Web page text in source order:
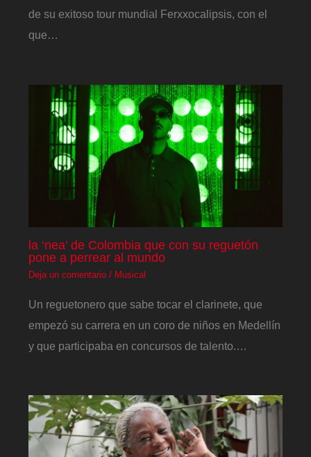
de su exitoso tour mundial Ferxxocalipsis, con el
que…
la ‘nea’ de Colombia que con su reguetón
pone a perrear al mundo
Deja un comentario / Musical
Un reguetonero que sabe tocar el clarinete, que
empezó su carrera en un coro de niños en Medellín
y que participaba en concursos de talento.…